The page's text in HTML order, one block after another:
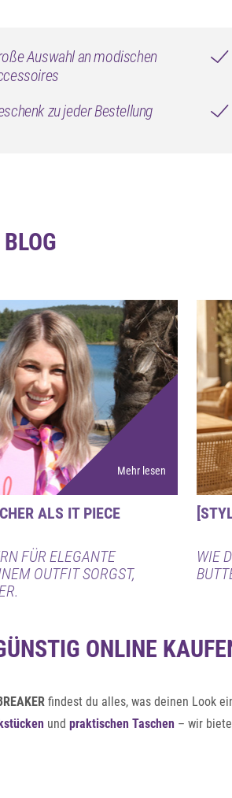
Auswahl an modischen
zu jeder Bestellung
BLOG
Mehr lesen
ALS IT PIECE
FÜR ELEGANTE
OUTFIT SORGST,
WIE
ONLINE
findest du alles, was deinen Look
und praktischen Taschen – wir